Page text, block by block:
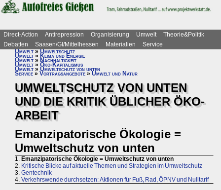
Direct-Action Antirepression Organisierung Umwelt
Theorie&Politik
Debatten
Saasen/GI/Mittelhessen Materialien
Service
Umwelt»Umweltschutz
Umwelt » Klima und Energie
Umwelt » Nachhaltigkeit
Umwelt » Öko-Kapitalismus
Umwelt » Umweltschutz von unten
Service » Vortragsangebote » Umwelt und Natur
UMWELTSCHUTZ VON UNTEN
UND DIE KRITIK ÜBLICHER ÖKO-
ARBEIT
Emanzipatorische Ökologie =
Umweltschutz von unten
1. Emanzipatorische Ökologie = Umweltschutz von unten
2. Kritische Blicke auf aktuelle Themen und Strategien im Umweltschutz
3. Gentechnik
4. Verkehrswende durchsetzen: Aktionen für Fuß, Rad, ÖPNV und Nulltarif